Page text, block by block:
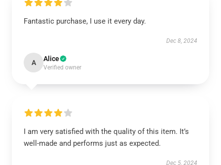
Fantastic purchase, I use it every day.
Dec 8, 2024
A Alice
Verified owner
I am very satisfied with the quality of this item. It’s
well-made and performs just as expected.
Dec 5, 2024